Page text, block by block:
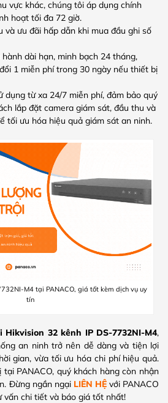
vực khác, chúng tôi áp dụng chính
hoạt tối đa 72 giờ.
và ưu đãi hấp dẫn khi mua đầu ghi số
dài hạn, minh bạch 24 tháng,
1 miễn phí trong 30 ngày nếu thiết bị
dụng từ xa 24/7 miễn phí, đảm bảo quý
lắp đặt camera giám sát, đầu thu và
tối ưu hóa hiệu quả giám sát an ninh.
M4 tại PANACO, giá tốt kèm dịch vụ uy
tín
Hikvision 32 kênh IP DS-7732NI-M4,
an ninh trở nên dễ dàng và tiện lợi
gian, vừa tối ưu hóa chi phí hiệu quả.
PANACO, quý khách hàng còn nhận
Đừng ngần ngại LIÊN HỆvới PANACO
vấn chi tiết và báo giá tốt nhất!